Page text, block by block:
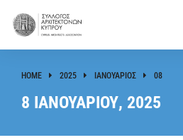
You are here:
HOME 2025 ΙΑΝΟΥΆΡΙΟΣ 08
8 ΙΑΝΟΥΑΡΊΟΥ, 2025